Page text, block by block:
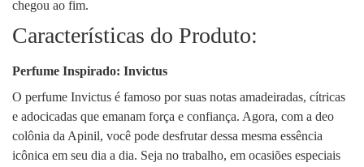
chegou ao fim.
Características do Produto:
Perfume Inspirado: Invictus
O perfume Invictus é famoso por suas notas amadeiradas, cítricas
e adocicadas que emanam força e confiança. Agora, com a deo
colônia da Apinil, você pode desfrutar dessa mesma essência
icônica em seu dia a dia. Seja no trabalho, em ocasiões especiais